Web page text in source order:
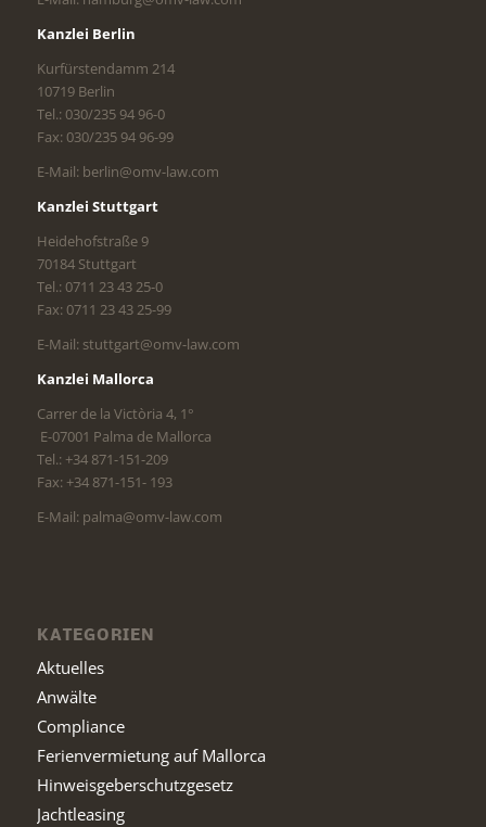
Kanzlei Berlin
Kurfürstendamm 214
10719 Berlin
Tel.: 030/235 94 96-0
Fax: 030/235 94 96-99
E-Mail: berlin@omv-law.com
Kanzlei Stuttgart
Heidehofstraße 9
70184 Stuttgart
Tel.: 0711 23 43 25-0
Fax: 0711 23 43 25-99
E-Mail: stuttgart@omv-law.com
Kanzlei Mallorca
Carrer de la Victòria 4, 1°
E-07001 Palma de Mallorca
Tel.: +34 871-151-209
Fax: +34 871-151- 193
E-Mail: palma@omv-law.com
KATEGORIEN
Aktuelles
Anwälte
Compliance
Ferienvermietung auf Mallorca
Hinweisgeberschutzgesetz
Jachtleasing